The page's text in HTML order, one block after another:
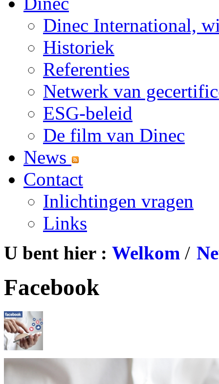
Dinec International,
Historiek
Referenties
Netwerk van
ESG-beleid
De film van Dinec
News
Contact
Inlichtingen vragen
Links
U bent hier : Welkom /
Facebook